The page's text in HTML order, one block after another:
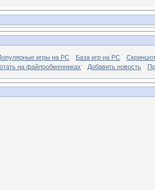
игры на PC База игр на РС
на файлообменниках
Добавить новость